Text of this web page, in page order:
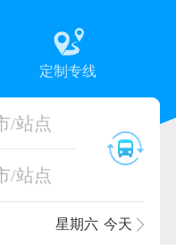
定制专线
/站点
/站点
星期六 今天